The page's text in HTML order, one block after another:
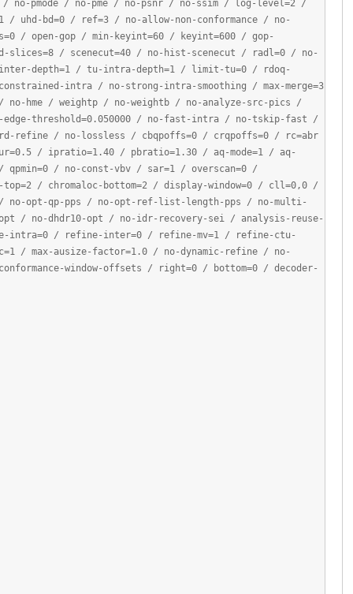
/ no-pme / no-psnr / no-ssim / log-level=2 /
bd=0 / ref=3 / no-allow-non-conformance / no-
/ open-gop / min-keyint=60 / keyint=600 / gop-
slices=8 / scenecut=40 / no-hist-scenecut / radl=0 / no-
depth=1 / tu-intra-depth=1 / limit-tu=0 / rdoq-
intra / no-strong-intra-smoothing / max-merge=3
no-hme / weightp / no-weightb / no-analyze-src-pics /
threshold=0.050000 / no-fast-intra / no-tskip-fast /
refine / no-lossless / cbqpoffs=0 / crqpoffs=0 / rc=abr
/ ipratio=1.40 / pbratio=1.30 / aq-mode=1 / aq-
/ no-const-vbv / sar=1 / overscan=0 /
/ chromaloc-bottom=2 / display-window=0 / cll=0,0 /
/ no-opt-qp-pps / no-opt-ref-list-length-pps / no-multi-
/ no-dhdr10-opt / no-idr-recovery-sei / analysis-reuse-
intra=0 / refine-inter=0 / refine-mv=1 / refine-ctu-
/ max-ausize-factor=1.0 / no-dynamic-refine / no-
window-offsets / right=0 / bottom=0 / decoder-